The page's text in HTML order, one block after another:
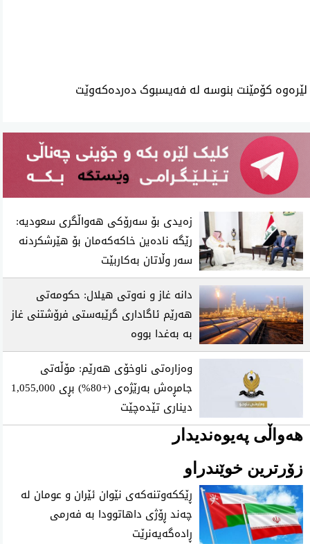
لێرەوە کۆمێنت بنوسە لە فەیسبوک دەردەکەوێت
زەیدی بۆ سەرۆکی هەواڵگری سعودیە:
رێگە نادەین خاکەکەمان بۆ هێرشکردنە
سەر وڵاتان بەکاربێت
دانە غاز و نەوتی هیلال: حکومەتی
هەرێم ئاگاداری گرێبەستی فرۆشتنی غاز
بە بەغدا بووە
وەزارەتی ناوخۆی هەرێم: مۆڵەتی
جامڕەش بەرێژەی (+80%) بڕی 1,055,000
دیناری تێدەچێت
هەواڵی پەیوەندیدار
زۆرترین خوێندراو
ڕێککەوتنەکەی نێوان ئێران و عومان لە
چەند ڕۆژی داهاتوودا بە فەرمی
ڕادەگەیەنرێت